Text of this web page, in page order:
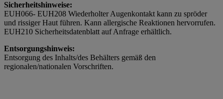
Sicherheitshinweise:
EUH066- EUH208 Wiederholter Augenkontakt kann zu spröder
und rissiger Haut führen. Kann allergische Reaktionen hervorrufen.
EUH210 Sicherheitsdatenblatt auf Anfrage erhältlich.
Entsorgungshinweis:
Entsorgung des Inhalts/des Behälters gemäß den
regionalen/nationalen Vorschriften.